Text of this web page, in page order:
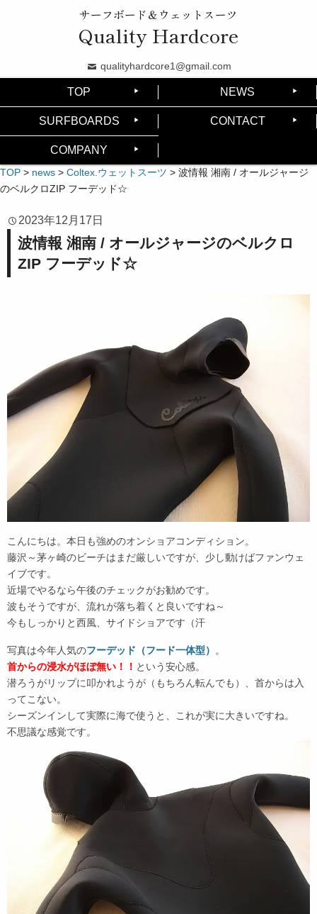
サーフボード＆ウェットスーツ
Quality Hardcore
qualityhardcore1@gmail.com
TOP NEWS
SURFBOARDS CONTACT
COMPANY
TOP > news > Coltex.ウェットスーツ > 波情報 湘南 / オールジャージ
のベルクロZIP フーデッド☆
2023年12月17日
波情報 湘南 / オールジャージのベルクロ
ZIP フーデッド☆
こんにちは。本日も強めのオンショアコンディション。
藤沢～茅ヶ崎のビーチはまだ厳しいですが、少し動けばファンウェ
イブです。
近場でやるなら午後のチェックがお勧めです。
波もそうですが、流れが落ち着くと良いですね～
今もしっかりと西風、サイドショアです（汗
写真は今年人気のフーデッド（フード一体型） 。
首からの浸水がほぼ無い！！ という安心感。
潜ろうがリップに叩かれようが（もちろん転んでも）、首からは入
ってこない。
シーズンインして実際に海で使うと、これが実に大きいですね。
不思議な感覚です。